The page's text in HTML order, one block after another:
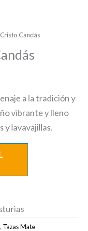
Candás
a la tradición y
vibrante y lleno
y lavavajillas.
, Tazas Mate